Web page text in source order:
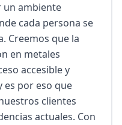
un ambiente
cada persona se
Creemos que la
en metales
accesible y
es por eso que
clientes
actuales. Con